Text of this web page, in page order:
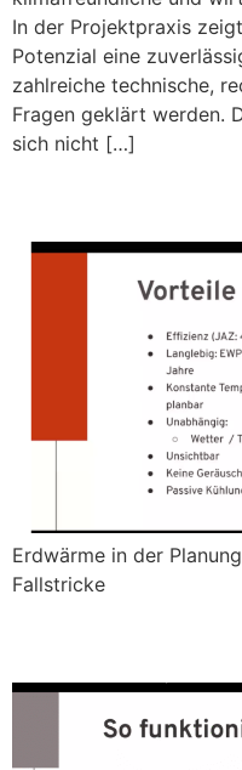
In der Projektpraxis
Potenzial eine
zahlreiche technische,
Fragen geklärt werden.
sich nicht […]
Erdwärme in der
Fallstricke